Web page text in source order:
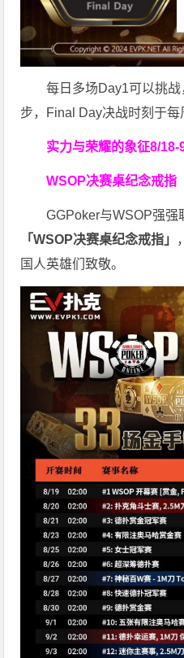
每日多场Day1可以挑
步，Final Day决战时刻于每
实力与荣耀的象征8/18-
WSOP决赛桌纪念戒指
GGPoker与WSOP强强
「WSOP决赛桌纪念戒指」
国人英雄们致敬。